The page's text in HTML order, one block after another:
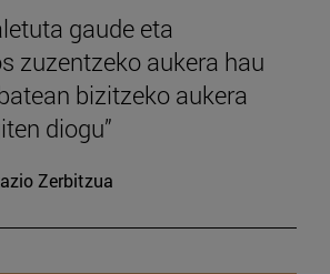
gaude eta
zuzentzeko aukera hau
bizitzeko aukera
diogu”
Zerbitzua